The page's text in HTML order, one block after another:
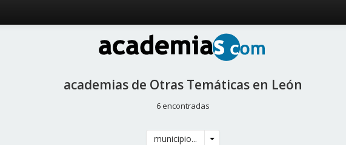
academias de Otras Temáticas en León
6 encontradas
municipio...